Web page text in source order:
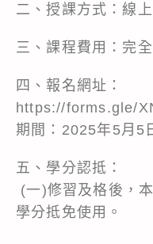
二、授課方式：線上
三、課程費用：完
四、報名網址：
https://forms.gle/
期間：2025年5月5
五、學分認抵：
(一)修習及格後，
學分